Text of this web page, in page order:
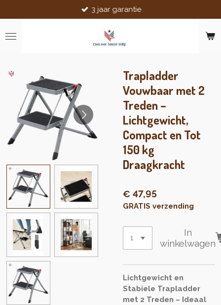
direct
naar
de
3 jaar garantie
Trapladder
Vouwbaar met 2
Treden –
Lichtgewicht,
Compact en Tot
150 kg
Draagkracht
€ 47,95
GRATIS verzending
In
winkelwagen
Lichtgewicht en
Stabiele Trapladder
met 2 Treden – Ideaal